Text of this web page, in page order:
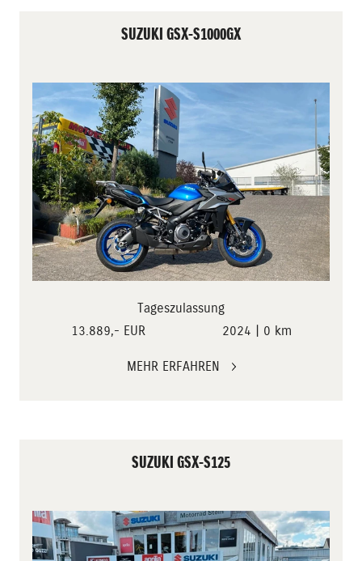
SUZUKI GSX-S1000GX
Tageszulassung
13.889,- EUR
2024 | 0 km
MEHR ERFAHREN
SUZUKI GSX-S125